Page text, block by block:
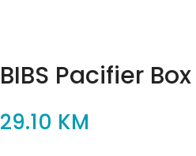
BIBS Pacifier
29.10 KM